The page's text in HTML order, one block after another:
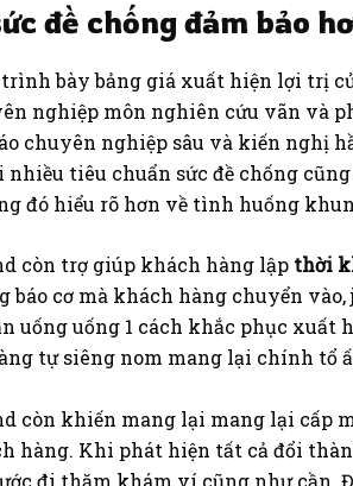
đề chống đảm bảo
bày bảng giá xuất hiện lợi trị
nghiệp môn nghiên cứu vãn và
chuyên nghiệp sâu và kiến nghị
nhiều tiêu chuẩn sức đề chống
đó hiểu rõ hơn về tình huống
còn trợ giúp khách hàng lập thời
báo cơ mà khách hàng chuyển
uống uống 1 cách khắc phục xuất
tự siêng nom mang lại chính tổ
còn khiến mang lại mang lại cấp
hàng. Khi phát hiện tất cả đổi
đi thăm khám ví cũng như cần.